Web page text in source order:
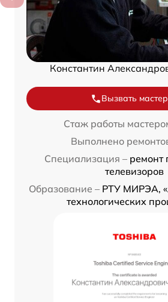
Константин
Вызвать
Стаж работы
Выполнено
Специализация – ремонт
телевизоров
Образование – РТУ МИРЭА,
технологических